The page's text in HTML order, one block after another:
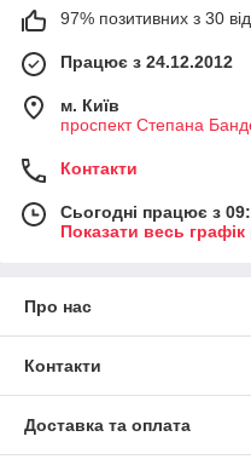
97% позитивних з 30
Працює з 24.12.2012
м. Київ
проспект Степана
Контакти
Сьогодні працює з
Показати весь
Про нас
Контакти
Доставка та оплата